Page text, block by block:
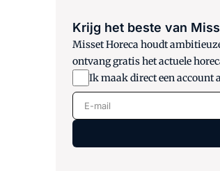
Krijg het beste van
Misset Horeca houdt
ontvang gratis het actuele
Ik maak direct een account
E-mail